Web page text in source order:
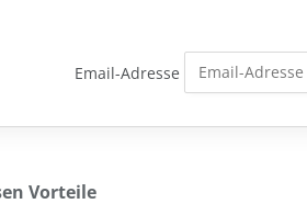
Email-Adresse
Vorteile